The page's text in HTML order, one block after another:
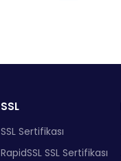
SSL
SSL Sertifikası
RapidSSL SSL Sertifikası